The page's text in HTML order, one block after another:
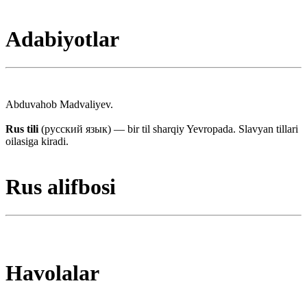
Adabiyotlar
Abduvahob Madvaliyev.
Rus tili (русский язык) — bir til sharqiy Yevropada. Slavyan tillari
oilasiga kiradi.
Rus alifbosi
Havolalar